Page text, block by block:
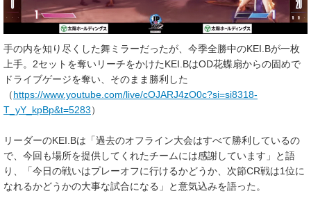
手の内を知り尽くした舞ミラーだったが、今季全勝中のKEI.Bが一枚
上手。2セットを奪いリーチをかけたKEI.BはOD花蝶扇からの固めで
ドライブゲージを奪い、そのまま勝利した
（https://www.youtube.com/live/cOJARJ4zO0c?si=si8318-
T_yY_kpBp&t=5283）
リーダーのKEI.Bは「過去のオフライン大会はすべて勝利しているの
で、今回も場所を提供してくれたチームには感謝しています」と語
り、「今日の戦いはプレーオフに行けるかどうか、次節CR戦は1位に
なれるかどうかの大事な試合になる」と意気込みを語った。